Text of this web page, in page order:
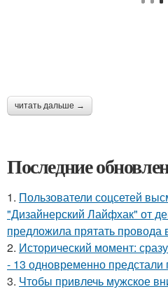
читать дальше →
Последние
1. Пользователи соцсетей
"Дизайнерский Лайфхак" от
предложила прятать провода
2. Исторический момент:
- 13 одновременно
3. Чтобы привлечь мужское